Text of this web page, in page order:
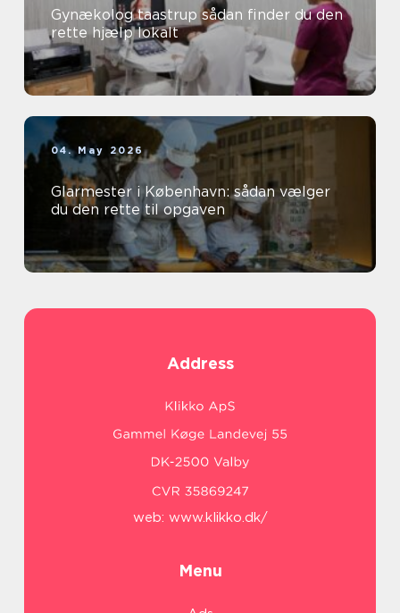
Gynækolog taastrup sådan finder du den
rette hjælp lokalt
04. May 2026
Glarmester i København: sådan vælger
du den rette til opgaven
Address
web: www.klikko.dk/
Menu